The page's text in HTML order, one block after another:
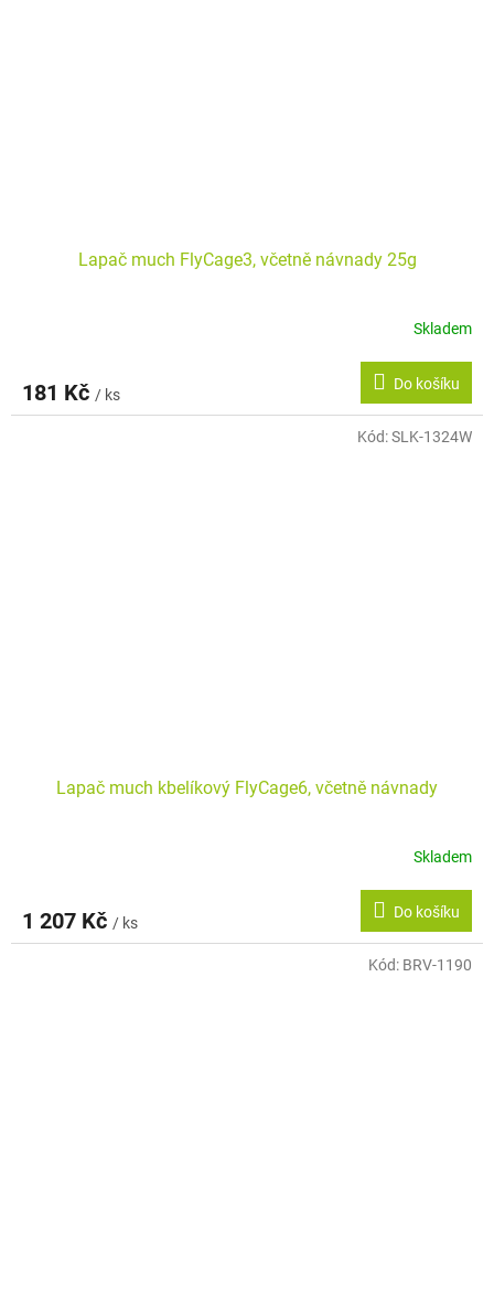
Lapač much FlyCage3, včetně návnady 25g
Skladem
181 Kč / ks
Do košíku
Lapač much kbelíkový FlyCage6, včetně návnady
Skladem
1 207 Kč / ks
Do košíku
Kód:SLK-1324W
Kód: BRV-1190